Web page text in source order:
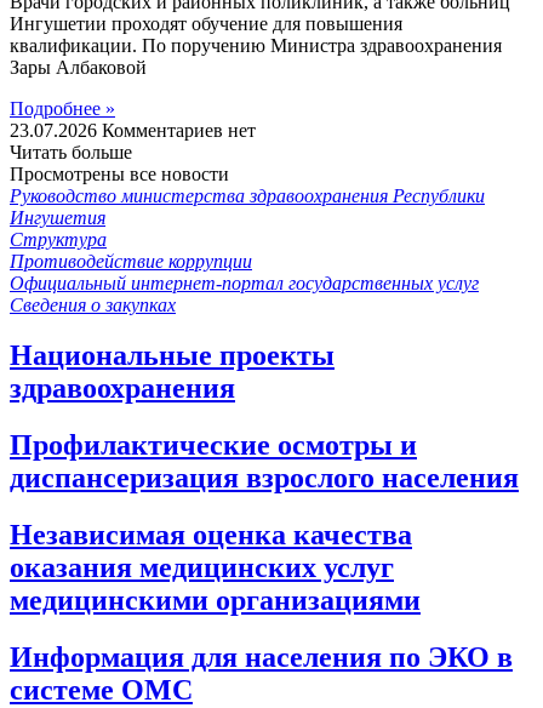
Ингушетии проходят обучение для повышения
квалификации. По поручению Министра здравоохранения
Зары Албаковой
Подробнее »
23.07.2026 Комментариев нет
Читать больше
Просмотрены все новости
Руководство министерства здравоохранения Республики
Ингушетия
Структура
Противодействие коррупции
Официальный интернет-портал государственных услуг
Сведения о закупках
Национальные проекты
здравоохранения
Профилактические осмотры и
диспансеризация взрослого населения
Независимая оценка качества
оказания медицинских услуг
медицинскими организациями
Информация для населения по ЭКО в
системе ОМС